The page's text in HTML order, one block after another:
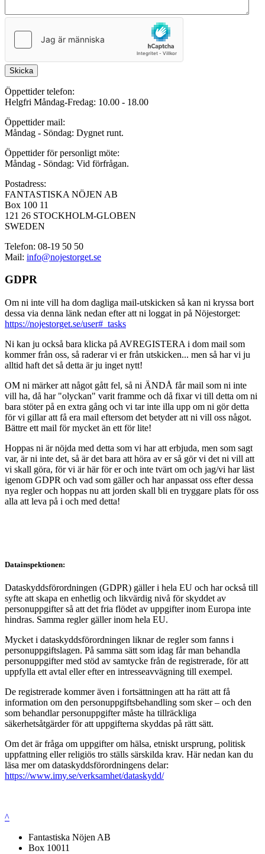
Skicka
Öppettider telefon:
Helgfri Måndag-Fredag: 10.00 - 18.00
Öppettider mail:
Måndag - Söndag: Dygnet runt.
Öppettider för personligt möte:
Måndag - Söndag: Vid förfrågan.
Postadress:
FANTASTISKA NÖJEN AB
Box 100 11
121 26 STOCKHOLM-GLOBEN
SWEDEN
Telefon: 08-19 50 50
Mail: info@nojestorget.se
GDPR
Om ni inte vill ha dom dagliga mail-utskicken så kan ni kryssa bort
dessa via denna länk nedan efter att ni loggat in på Nöjestorget:
https://nojestorget.se/user#_tasks
Ni kan ju också bara klicka på AVREGISTERA i dom mail som
kommer från oss, så raderar vi er från utskicken... men så har vi ju
alltid haft det så detta är ju inget nytt!
OM ni märker att något gått fel, så ni ÄNDÅ får mail som ni inte
vill ha, då har "olyckan" varit framme och då fixar vi till detta om ni
bara stöter på en extra gång och vi tar inte illa upp om ni gör detta
för vi gillar att få era mail eftersom det betyder att ni vill oss något.
Bättre ett mail för mycket än ett för lite!
Hoppas ni är nöjda med detta som vi har att erbjuda, men som sagt
var, är ni inte det, så är det bara att höra av er så gör vi det ni vill att
vi skall göra, för vi är här för er och inte tvärt om och jag/vi har läst
igenom GDPR och vad som gäller och har anpassat oss efter dessa
nya regler och hoppas nu att jorden skall bli en tryggare plats för oss
alla att leva på i och med detta!
Datainspektionen:
Dataskyddsförordningen (GDPR) gäller i hela EU och har också till
syfte att skapa en enhetlig och likvärdig nivå för skyddet av
personuppgifter så att det fria flödet av uppgifter inom Europa inte
hindras. Samma regler gäller inom hela EU.
Mycket i dataskyddsförordningen liknar de regler som fanns i
personuppgiftslagen. På samma sätt som idag får man behandla
personuppgifter med stöd av samtycke från de registrerade, för att
uppfylla ett avtal eller efter en intresseavvägning till exempel.
De registrerade kommer även i fortsättningen att ha rätt att få
information om den personuppgiftsbehandling som sker – och den
som behandlar personuppgifter måste ha tillräckliga
säkerhetsåtgärder för att uppgifterna skyddas på rätt sätt.
Om det är fråga om uppgifter om hälsa, etniskt ursprung, politisk
uppfattning eller religiös tro ställs särskilda krav. Här nedan kan du
läsa mer om dataskyddsförordningens delar:
https://www.imy.se/verksamhet/dataskydd/
^
Fantastiska Nöjen AB
Box 10011